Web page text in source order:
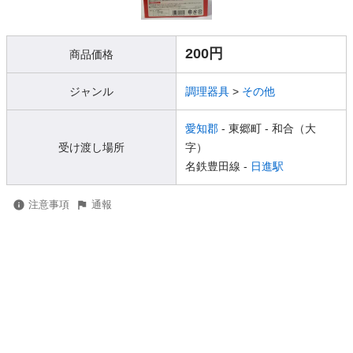
商品価格 200円
ジャンル 調理器具 > その他
受け渡し場所
愛知郡 - 東郷町 - 和合（大
字）
名鉄豊田線 - 日進駅
注意事項 通報